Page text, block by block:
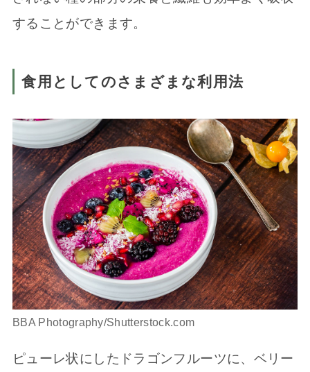
することができます。
食用としてのさまざまな利用法
BBA Photography/Shutterstock.com
ピューレ状にしたドラゴンフルーツに、ベリー